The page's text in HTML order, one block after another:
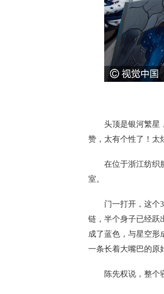
头顶是银河繁星
赞，太有个性了！
在位于浙江纺织
室。
门一打开，这个
链，半个身子已经跃
成了蓝色，与星空形
一条长着大嘴巴的原
陈先权说，整个